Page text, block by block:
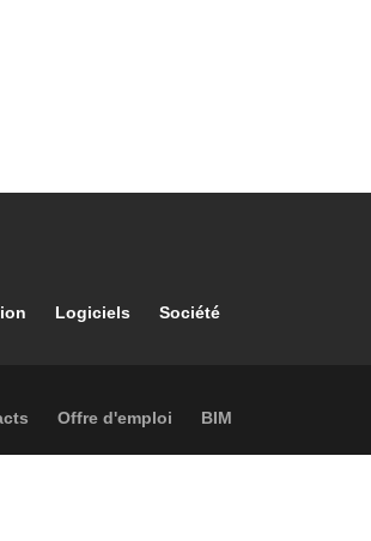
Logiciels Société
navigation
Offre d'emploi BIM